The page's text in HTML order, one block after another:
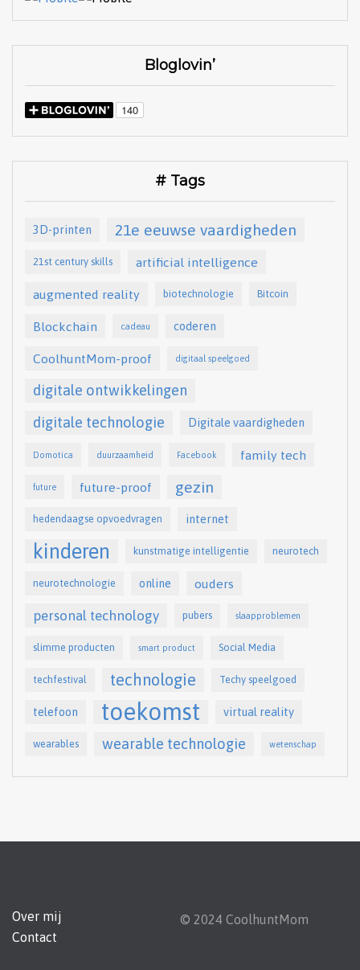
Bloglovin’
# Tags
3D-printen 21e eeuwse vaardigheden
21st century skills artificial intelligence
augmented reality biotechnologie Bitcoin
Blockchain cadeau coderen
CoolhuntMom-proof digitaal speelgoed
digitale ontwikkelingen
digitale technologie
Digitale vaardigheden
Domotica duurzaamheid Facebook family tech
future future-proof gezin
hedendaagse opvoedvragen internet
kinderen kunstmatige intelligentie neurotech
neurotechnologie online ouders
personal technology pubers slaapproblemen
slimme producten smart product Social Media
techfestival technologie Techy speelgoed
telefoon toekomst virtual reality
wearables wearable technologie wetenschap
Over mij
Contact
© 2024 CoolhuntMom